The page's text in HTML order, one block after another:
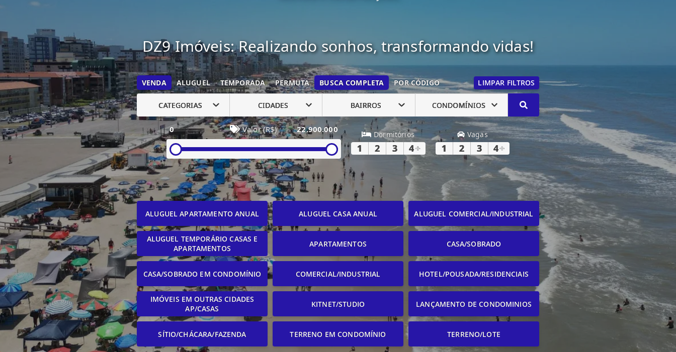
DZ9 Imóveis: Realizando sonhos, transformando vidas!
VENDA ALUGUEL TEMPORADA PERMUTA BUSCA COMPLETA POR CÓDIGO LIMPAR FILTROS
CATEGORIAS CIDADES BAIRROS CONDOMÍNIOS
0 Valor (R$) 22.900.000 Dormitórios
1 2 3 4+
Vagas
1 2 3 4+
ALUGUEL APARTAMENTO ANUAL ALUGUEL CASA ANUAL ALUGUEL COMERCIAL/INDUSTRIAL
ALUGUEL TEMPORÁRIO CASAS E
APARTAMENTOS
APARTAMENTOS CASA/SOBRADO
CASA/SOBRADO EM CONDOMÍNIO COMERCIAL/INDUSTRIAL HOTEL/POUSADA/RESIDENCIAIS
IMÓVEIS EM OUTRAS CIDADES
AP/CASAS
KITNET/STUDIO LANÇAMENTO DE CONDOMINIOS
SÍTIO/CHÁCARA/FAZENDA TERRENO EM CONDOMÍNIO TERRENO/LOTE